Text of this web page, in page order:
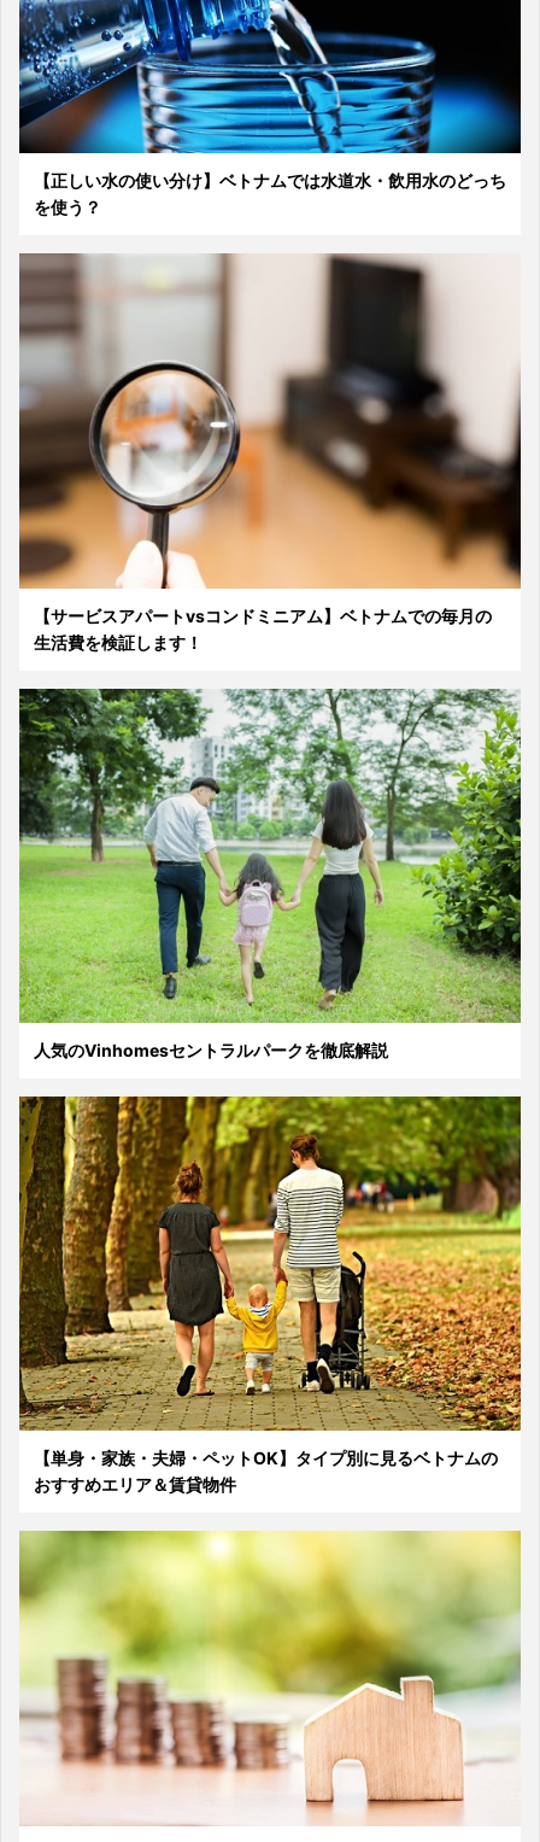
【正しい水の使い分け】ベトナムでは水道水・飲用水のどっち
を使う？
【サービスアパートvsコンドミニアム】ベトナムでの毎月の
生活費を検証します！
人気のVinhomesセントラルパークを徹底解説
【単身・家族・夫婦・ペットOK】タイプ別に見るベトナムの
おすすめエリア＆賃貸物件